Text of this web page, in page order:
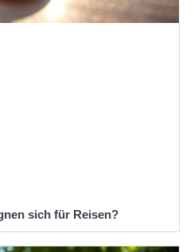
sich für Reisen?